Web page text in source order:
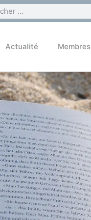
Actualité Membres